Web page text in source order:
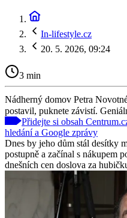
In-lifestyle.cz
20. 5. 2026, 09:24
3 min
Nádherný domov Petra
postavil, puknete závistí.
Přidejte si obsah
hledání a Google zprávy
Dnes by jeho dům stál desítky
postupně a začínal s nákupem
dnešních cen doslova za